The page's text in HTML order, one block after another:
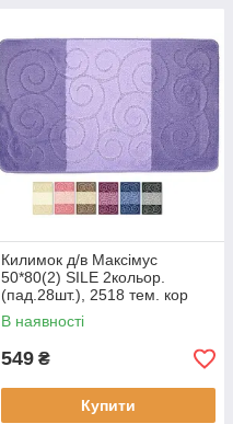
Килимок д/в Максімус
50*80(2) SILE 2кольор.
(пад.28шт.), 2518 тем. кор
В наявності
549 ₴
Купити